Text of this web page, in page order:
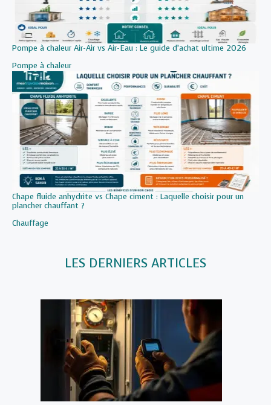
Pompe à chaleur Air-Air vs Air-Eau : Le guide d’achat ultime 2026
Par rapport à
Pompe à chaleur
Chape fluide anhydrite vs Chape ciment : Laquelle choisir pour un
plancher chauffant ?
Par rapport à
Chauffage
LES DERNIERS ARTICLES